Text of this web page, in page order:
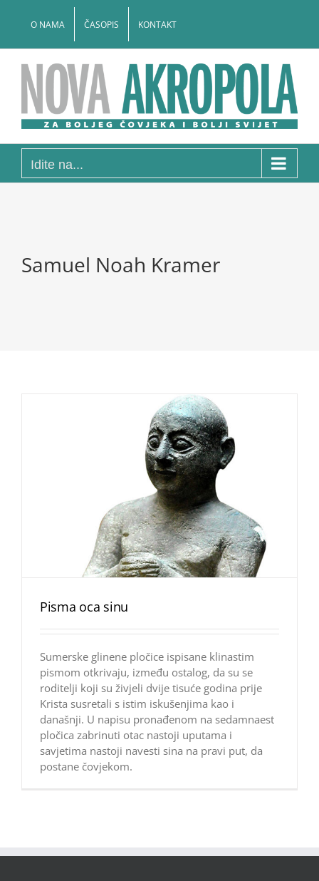
O NAMA ČASOPIS KONTAKT
Idite na...
Samuel Noah Kramer
Pisma oca sinu
Sumerske glinene pločice ispisane klinastim
pismom otkrivaju, između ostalog, da su se
roditelji koji su živjeli dvije tisuće godina prije
Krista susretali s istim iskušenjima kao i
današnji. U napisu pronađenom na sedamnaest
pločica zabrinuti otac nastoji uputama i
savjetima nastoji navesti sina na pravi put, da
postane čovjekom.